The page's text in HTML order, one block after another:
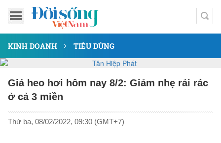
KINH DOANH TIÊU DÙNG
Giá heo hơi hôm nay 8/2: Giảm nhẹ rải rác
ở cả 3 miền
Thứ ba, 08/02/2022, 09:30 (GMT+7)